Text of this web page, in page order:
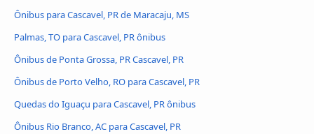
Ônibus para Cascavel, PR de Maracaju, MS
Palmas, TO para Cascavel, PR ônibus
Ônibus de Ponta Grossa, PR Cascavel, PR
Ônibus de Porto Velho, RO para Cascavel, PR
Quedas do Iguaçu para Cascavel, PR ônibus
Ônibus Rio Branco, AC para Cascavel, PR